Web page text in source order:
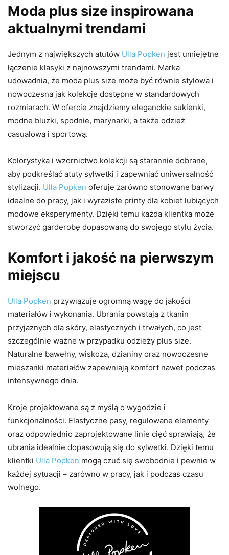
Moda plus size inspirowana
aktualnymi trendami
Jednym z największych atutów Ulla Popken jest umiejętne
łączenie klasyki z najnowszymi trendami. Marka
udowadnia, że moda plus size może być równie stylowa i
nowoczesna jak kolekcje dostępne w standardowych
rozmiarach. W ofercie znajdziemy eleganckie sukienki,
modne bluzki, spodnie, marynarki, a także odzież
casualową i sportową.
Kolorystyka i wzornictwo kolekcji są starannie dobrane,
aby podkreślać atuty sylwetki i zapewniać uniwersalność
stylizacji. Ulla Popken oferuje zarówno stonowane barwy
idealne do pracy, jak i wyraziste printy dla kobiet lubiących
modowe eksperymenty. Dzięki temu każda klientka może
stworzyć garderobę dopasowaną do swojego stylu życia.
Komfort i jakość na pierwszym
miejscu
Ulla Popken przywiązuje ogromną wagę do jakości
materiałów i wykonania. Ubrania powstają z tkanin
przyjaznych dla skóry, elastycznych i trwałych, co jest
szczególnie ważne w przypadku odzieży plus size.
Naturalne bawełny, wiskoza, dzianiny oraz nowoczesne
mieszanki materiałów zapewniają komfort nawet podczas
intensywnego dnia.
Kroje projektowane są z myślą o wygodzie i
funkcjonalności. Elastyczne pasy, regulowane elementy
oraz odpowiednio zaprojektowane linie cięć sprawiają, że
ubrania idealnie dopasowują się do sylwetki. Dzięki temu
klientki Ulla Popken mogą czuć się swobodnie i pewnie w
każdej sytuacji – zarówno w pracy, jak i podczas czasu
wolnego.